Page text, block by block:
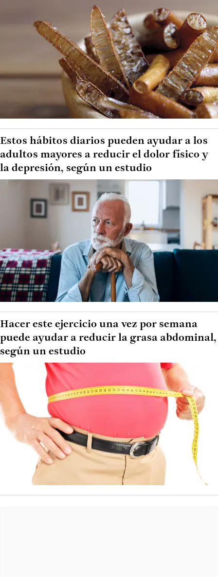
Estos hábitos diarios pueden ayudar a los
adultos mayores a reducir el dolor físico y
la depresión, según un estudio
Hacer este ejercicio una vez por semana
puede ayudar a reducir la grasa abdominal,
según un estudio